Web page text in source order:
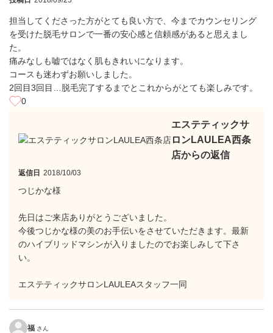
担当してくださった方がとても良い方で、今までカウンセリング
を受けた脱毛サロンで一番の安心感と信頼感があると思えまし
た。
痛みなしも嘘ではなく肌もきれいになります。
コースも迷わずお願いしました。
2回目3回目…脱毛完了するまでとこれからがとても楽しみです。
0
エステティックサ
ロンLAULEA西条
店からの返信
返信日 2018/10/03
つじかな様
先日はご来店ありがとうございました。
今後つじかな様の美のお手伝いをさせていただきます。最新
のハイブリッドマシンが入りましたのでお楽しみして下さ
い。
エステティックサロンLAULEAスタッフ一同
福 さん